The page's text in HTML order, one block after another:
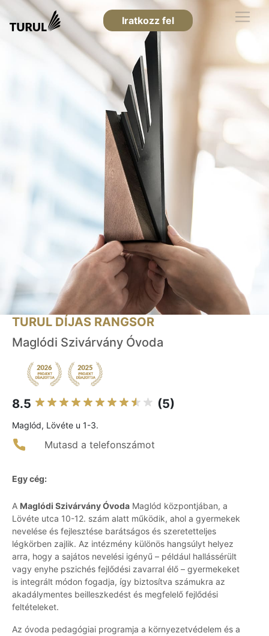
Iratkozz fel
TURUL DÍJAS RANGSOR
Maglódi Szivárvány Óvoda
8.5 (5)
Maglód, Lövéte u 1-3.
Mutasd a telefonszámot
Egy cég:
A Maglódi Szivárvány Óvoda Maglód központjában, a
Lövéte utca 10-12. szám alatt működik, ahol a gyermekek
nevelése és fejlesztése barátságos és szeretetteljes
légkörben zajlik. Az intézmény különös hangsúlyt helyez
arra, hogy a sajátos nevelési igényű – például hallássérült
vagy enyhe pszichés fejlődési zavarral élő – gyermekeket
is integrált módon fogadja, így biztosítva számukra az
akadálymentes beilleszkedést és megfelelő fejlődési
feltételeket.
Az óvoda pedagógiai programja a környezetvédelem és a